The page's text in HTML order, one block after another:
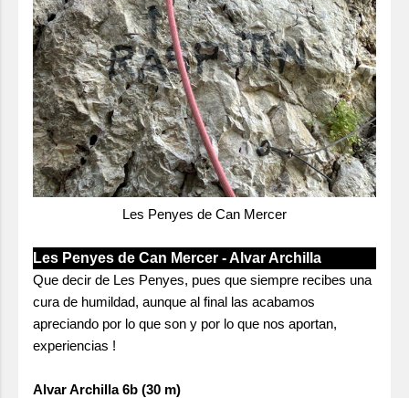
Les Penyes de Can Mercer
Les Penyes de Can Mercer - Alvar Archilla
Que decir de Les Penyes, pues que siempre recibes una
cura de humildad, aunque al final las acabamos
apreciando por lo que son y por lo que nos aportan,
experiencias !
Alvar Archilla 6b (30 m)